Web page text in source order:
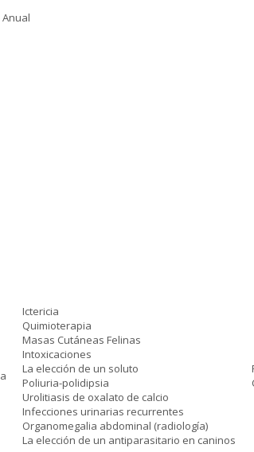
Ictericia
Quimioterapia
Masas Cutáneas Felinas
Intoxicaciones
La elección de un soluto
Poliuria-polidipsia
Urolitiasis de oxalato de calcio
Infecciones urinarias recurrentes
Organomegalia abdominal (radiología)
La elección de un antiparasitario en caninos